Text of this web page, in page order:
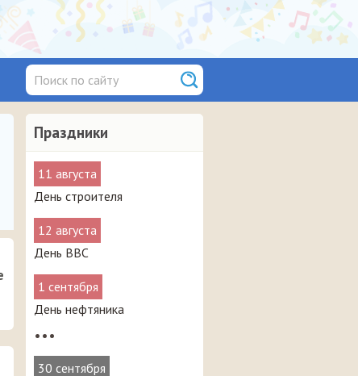
Праздники
11 августа
День строителя
12 августа
День ВВС
1 сентября
День нефтяника
•••
30 сентября